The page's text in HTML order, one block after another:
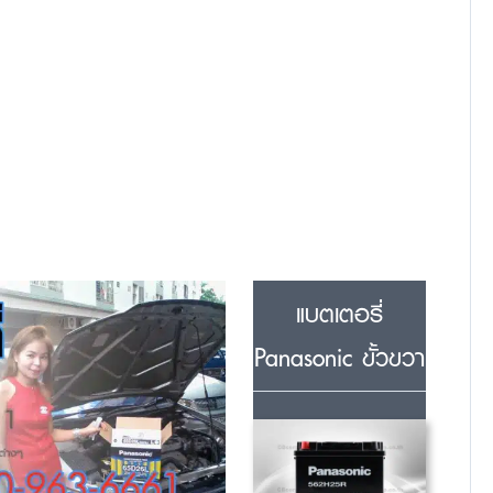
แบตเตอรี่
Panasonic ขั้วขวา